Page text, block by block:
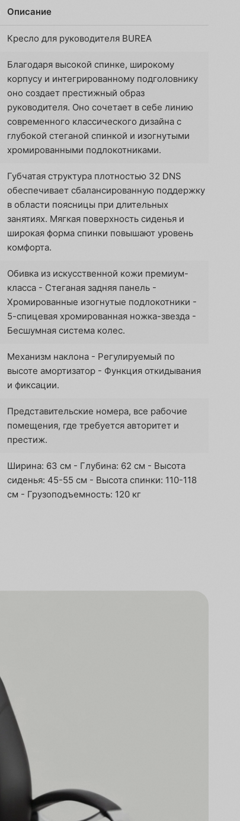
Описание
Кресло для руководителя BUREA
Благодаря высокой спинке, широкому
корпусу и интегрированному подголовнику
оно создает престижный образ
руководителя. Оно сочетает в себе линию
современного классического дизайна с
глубокой стеганой спинкой и изогнутыми
хромированными подлокотниками.
Губчатая структура плотностью 32 DNS
обеспечивает сбалансированную поддержку
в области поясницы при длительных
занятиях. Мягкая поверхность сиденья и
широкая форма спинки повышают уровень
комфорта.
Обивка из искусственной кожи премиум-
класса - Стеганая задняя панель -
Хромированные изогнутые подлокотники -
5-спицевая хромированная ножка-звезда -
Бесшумная система колес.
Механизм наклона - Регулируемый по
высоте амортизатор - Функция откидывания
и фиксации.
Представительские номера, все рабочие
помещения, где требуется авторитет и
престиж.
Ширина: 63 см - Глубина: 62 см - Высота
сиденья: 45-55 см - Высота спинки: 110-118
см - Грузоподъемность: 120 кг